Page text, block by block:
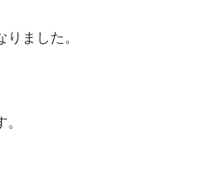
ました。